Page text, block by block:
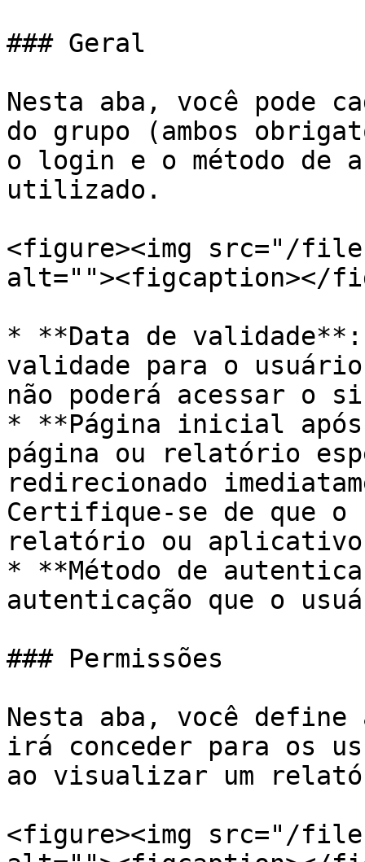
### Geral
Nesta aba, você pode
do grupo (ambos
o login e o método de
utilizado.
<figure><img src="/files/
alt=""><figcaption></
* **Data de validade**:
validade para o
não poderá acessar o
* **Página inicial
página ou relatório
redirecionado
Certifique-se de que o
relatório ou aplicativo
* **Método de
autenticação que o
### Permissões
Nesta aba, você define
irá conceder para os
ao visualizar um
<figure><img src="/files/